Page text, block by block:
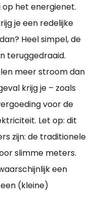
het energienet.
je een redelijke
Heel simpel, de
teruggedraaid.
meer stroom dan
krijg je – zoals
voor de
Let op: dit
zijn: de traditionele
slimme meters.
een
(kleine)